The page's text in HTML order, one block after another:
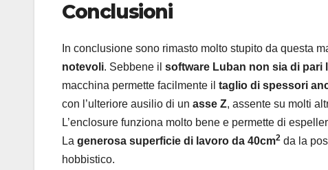
Conclusioni
In conclusione sono rimasto molto stupito da questa
notevoli. Sebbene il software Luban non sia di pari
macchina permette facilmente il taglio di spessori
con l’ulteriore ausilio di un asse Z, assente su molti
L’enclosure funziona molto bene e permette di
La generosa superficie di lavoro da 40cm2 da la
hobbistico.